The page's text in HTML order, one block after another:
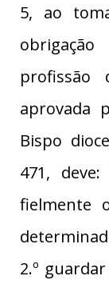
5, ao
aprovada
Bispo
471,
fielmente
2.º